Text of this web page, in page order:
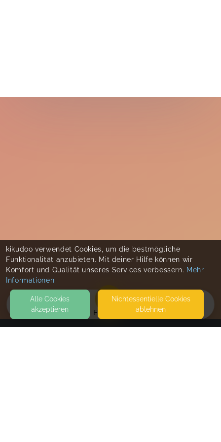
EVENTS
kikudoo verwendet Cookies, um die bestmögliche
Funktionalität anzubieten. Mit deiner Hilfe können wir
Komfort und Qualität unseres Services verbessern. Mehr
Informationen
Alle Cookies
akzeptieren
Nicht­essentielle Cookies
ablehnen